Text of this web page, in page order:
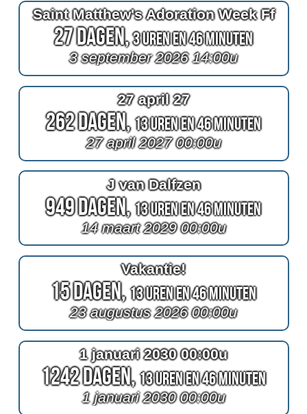
Saint Matthew's Adoration Week Ff
27 Dagen,3 Uren en 46 Minuten
3 september 2026 14:00u
27 april 27
262 Dagen,13 Uren en 46 Minuten
27 april 2027 00:00u
J van Dalfzen
949 Dagen,13 Uren en 46 Minuten
14 maart 2029 00:00u
Vakantie!
15 Dagen,13 Uren en 46 Minuten
23 augustus 2026 00:00u
1 januari 2030 00:00u
1242 Dagen,13 Uren en 46 Minuten
1 januari 2030 00:00u